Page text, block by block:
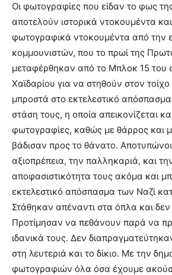
Οι φωτογραφίες που είδαν το φως
αποτελούν ιστορικά ντοκουμέντα
φωτογραφικά ντοκουμέντα από την
κομμουνιστών, που το πρωί της
μεταφέρθηκαν από το Μπλοκ 15 του
Χαϊδαρίου για να στηθούν στον
μπροστά στο εκτελεστικό
στάση τους, η οποία απεικονίζεται
φωτογραφίες, καθώς με θάρρος και
βάδισαν προς το θάνατο.
αξιοπρέπεια, την παλληκαριά, και
αποφασιστικότητα τους ακόμα και
εκτελεστικό απόσπασμα των Ναζί
Στάθηκαν απέναντι στα όπλα και δεν
Προτίμησαν να πεθάνουν παρά να
ιδανικά τους. Δεν
στη λευτεριά και το δίκιο. Με την
φωτογραφιών όλα όσα έχουμε